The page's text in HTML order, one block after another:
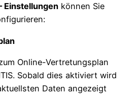
Einstellungen können Sie
Online-Vertretungsplan
Sobald dies aktiviert wird
Daten angezeigt